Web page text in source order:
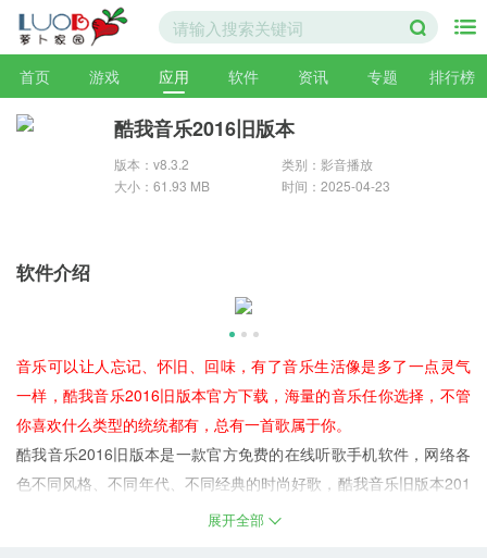
首页 游戏 应用 软件 资讯 专题 排行榜
酷我音乐2016旧版本
版本：v8.3.2
类别：影音播放
大小：61.93 MB
时间：2025-04-23
软件介绍
音乐可以让人忘记、怀旧、回味，有了音乐生活像是多了一点灵气
一样，酷我音乐2016旧版本官方下载，海量的音乐任你选择，不管
你喜欢什么类型的统统都有，总有一首歌属于你。
酷我音乐2016旧版本是一款官方免费的在线听歌手机软件，网络各
色不同风格、不同年代、不同经典的时尚好歌，酷我音乐旧版本201
6无损音乐海量歌库应有尽有，快来找寻你的听歌友人一起畅听所
展开全部